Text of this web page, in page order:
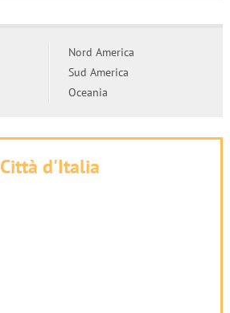
Nord America
Sud America
Oceania
Città d'Italia